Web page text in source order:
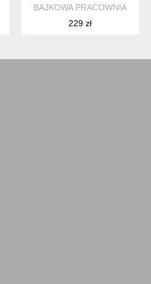
BAJKOWA PRACOWNIA
229 zł